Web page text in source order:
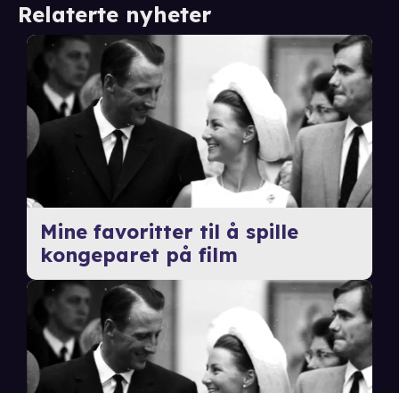
Relaterte nyheter
Mine favoritter til å spille
kongeparet på film